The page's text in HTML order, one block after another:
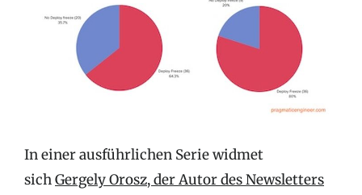
In einer ausführlichen Serie widmet
sichGergely Orosz, der Autor des Newsletters